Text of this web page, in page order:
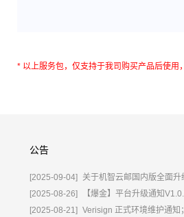
* 以上服务包，仅支持于我司购买产品后使
公告
[2025-09-04]
关于机智云邮国内版全面升级为%E2%80%9C鲸炫邮%E2%80%9D的
[2025-08-26]
【爆金】平台升级通知
[2025-08-21] Verisign 正式环境维护通知；含域名.com/.net